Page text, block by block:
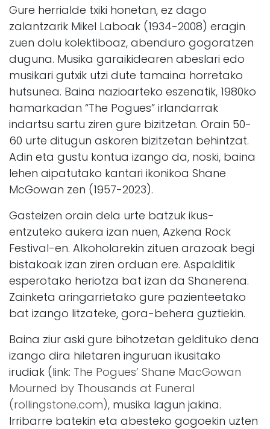
Gure herrialde txiki honetan, ez dago
zalantzarik Mikel Laboak (1934-2008) eragin
zuen dolu kolektiboaz, abenduro gogoratzen
duguna. Musika garaikidearen abeslari edo
musikari gutxik utzi dute tamaina horretako
hutsunea. Baina nazioarteko eszenatik, 1980ko
hamarkadan “The Pogues” irlandarrak
indartsu sartu ziren gure bizitzetan. Orain 50-
60 urte ditugun askoren bizitzetan behintzat.
Adin eta gustu kontua izango da, noski, baina
lehen aipatutako kantari ikonikoa Shane
McGowan zen (1957-2023).
Gasteizen orain dela urte batzuk ikus-
entzuteko aukera izan nuen, Azkena Rock
Festival-en. Alkoholarekin zituen arazoak begi
bistakoak izan ziren orduan ere. Aspalditik
esperotako heriotza bat izan da Shanerena.
Zainketa aringarrietako gure pazienteetako
bat izango litzateke, gora-behera guztiekin.
Baina ziur aski gure bihotzetan geldituko dena
izango dira hiletaren inguruan ikusitako
irudiak (link: The Pogues’ Shane MacGowan
Mourned by Thousands at Funeral
(rollingstone.com), musika lagun jakina.
Irribarre batekin eta abesteko gogoekin uzten